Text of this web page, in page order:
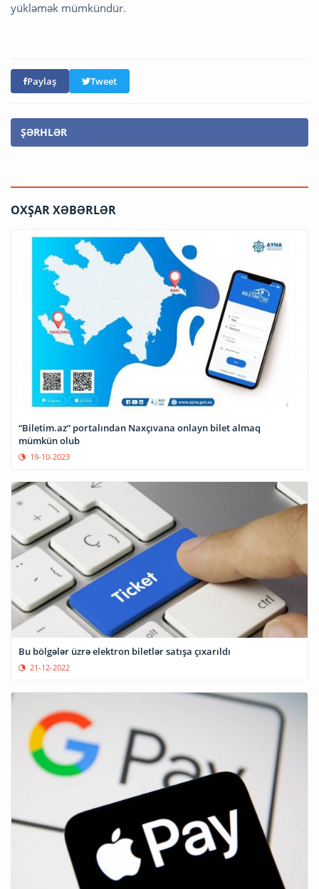
yükləmək mümkündür.
Paylaş Tweet
ŞƏRHLƏR
OXŞAR XƏBƏRLƏR
“Biletim.az” portalından Naxçıvana onlayn bilet almaq
mümkün olub
19-10-2023
Bu bölgələr üzrə elektron biletlər satışa çıxarıldı
21-12-2022